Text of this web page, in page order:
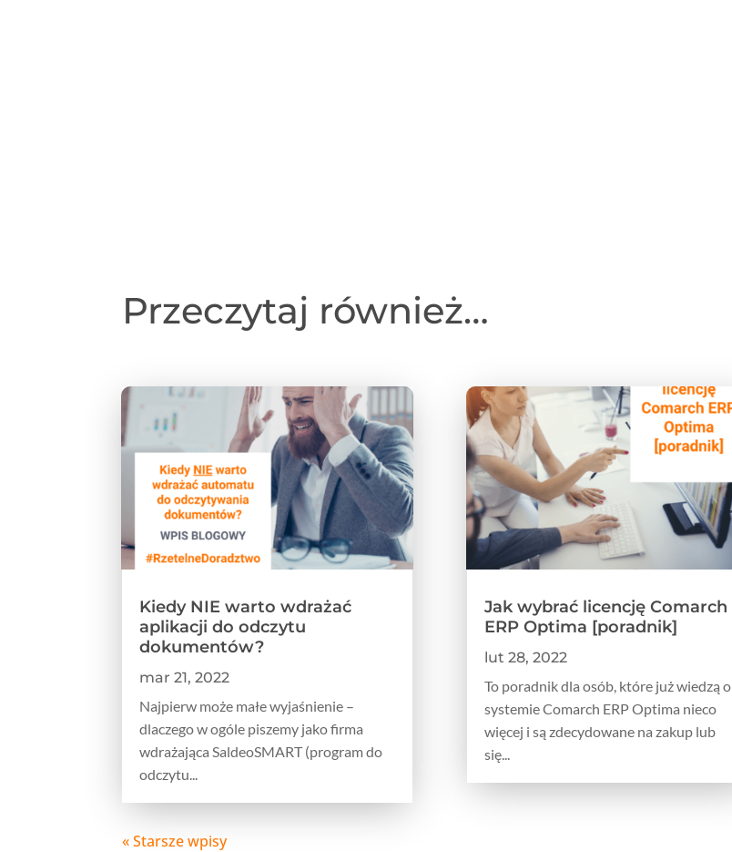
Przeczytaj również…
Kiedy NIE warto wdrażać
aplikacji do odczytu
dokumentów?
mar 21, 2022
Najpierw może małe wyjaśnienie –
dlaczego w ogóle piszemy jako firma
wdrażająca SaldeoSMART (program do
odczytu...
Jak wybrać licencję Comarch
ERP Optima [poradnik]
lut 28, 2022
To poradnik dla osób, które już wiedzą o
systemie Comarch ERP Optima nieco
więcej i są zdecydowane na zakup lub
się...
« Starsze wpisy